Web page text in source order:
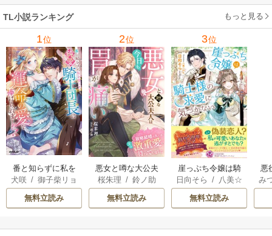
TL小説ランキング もっと見る
1位
番と知らずに私を
買った純愛こじら
せ騎士団長に運命
の愛を捧げられま
犬咲 /御子柴リョ
ウ
無料立読み
2位
悪女と噂な大公夫
人は今日も胃が痛
い～政略結婚の先
には夫の激重愛が
桜朱理 / 鈴ノ助
無料立読み
3位
崖っぷち令嬢は騎
士様の求愛に気づ
かない【初回限定S
S付】【イラスト
日向そら / 八美☆
わん
無料立読み
悪
の
み